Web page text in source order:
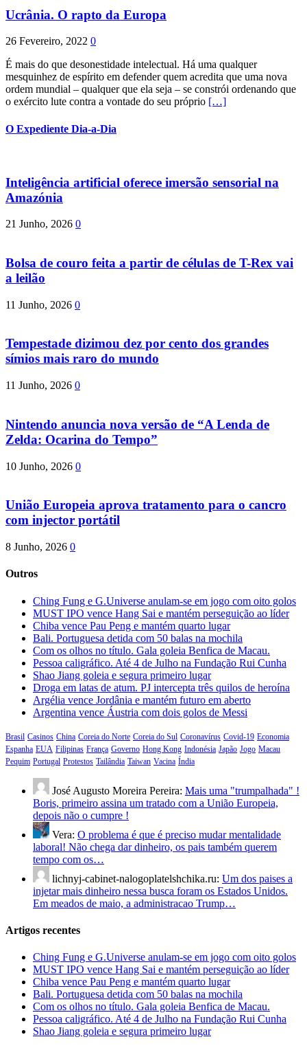
Ucrânia. O rapto da Europa
26 Fevereiro, 2022 0
É mais do que desonestidade intelectual. Há uma qualquer
mesquinhez de espírito em defender quem acredita que uma nova
ordem mundial – qualquer que ela seja – se constrói ordenando que
o exército lute contra a vontade do seu próprio […]
O Expediente Dia-a-Dia
Inteligência artificial oferece imersão sensorial na
Amazónia
21 Junho, 2026 0
Bolsa de couro feita a partir de células de T-Rex vai
a leilão
11 Junho, 2026 0
Tempestade dizimou dez por cento dos grandes
símios mais raro do mundo
11 Junho, 2026 0
Nintendo anuncia nova versão de “A Lenda de
Zelda: Ocarina do Tempo”
10 Junho, 2026 0
União Europeia aprova tratamento para o cancro
com injector portátil
8 Junho, 2026 0
Outros
Ching Fung e G.Universe anulam-se em jogo com oito golos
MUST IPO vence Hang Sai e mantém perseguição ao líder
Chiba vence Pau Peng e mantém quarto lugar
Bali. Portuguesa detida com 50 balas na mochila
Com os olhos no título. Gala goleia Benfica de Macau.
Pessoa caligráfico. Até 4 de Julho na Fundação Rui Cunha
Shao Jiang goleia e segura primeiro lugar
Droga em latas de atum. PJ intercepta três quilos de heroína
Argélia vence Jordânia e mantém futuro em aberto
Argentina vence Áustria com dois golos de Messi
Brasil Casinos China Coreia do Norte Coreia do Sul Coronavírus Covid-19 Economia
Espanha EUA Filipinas França Governo Hong Kong Indonésia Japão Jogo Macau
Pequim Portugal Protestos Tailândia Taiwan Vacina Índia
José Augusto Moreira Pereira: Mais uma "trumpalhada" !
Boris, primeiro assina um tratado com a União Europeia,
depois não o cumpre !
Vera: O problema é que é preciso mudar mentalidade
laboral! Não chega dar dinheiro, os pais também querem
tempo com os…
lichnyj-cabinet-nalogoplatelshchika.ru: Um dos paises a
injetar mais dinheiro nessa busca foram os Estados Unidos.
Em meados de maio, a administracao Trump…
Artigos recentes
Ching Fung e G.Universe anulam-se em jogo com oito golos
MUST IPO vence Hang Sai e mantém perseguição ao líder
Chiba vence Pau Peng e mantém quarto lugar
Bali. Portuguesa detida com 50 balas na mochila
Com os olhos no título. Gala goleia Benfica de Macau.
Pessoa caligráfico. Até 4 de Julho na Fundação Rui Cunha
Shao Jiang goleia e segura primeiro lugar